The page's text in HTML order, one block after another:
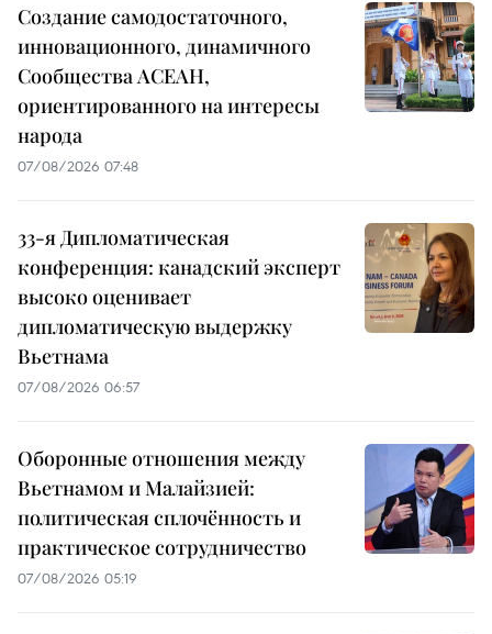
Создание самодостаточного,
инновационного, динамичного
Сообщества АСЕАН,
ориентированного на интересы
народа
07/08/2026 07:48
33-я Дипломатическая
конференция: канадский эксперт
высоко оценивает
дипломатическую выдержку
Вьетнама
07/08/2026 06:57
Оборонные отношения между
Вьетнамом и Малайзией:
политическая сплочённость и
практическое сотрудничество
07/08/2026 05:19